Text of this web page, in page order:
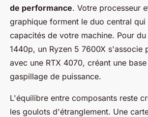
de performance. Votre processeur
graphique forment le duo central qui
capacités de votre machine. Pour
1440p, un Ryzen 5 7600X s'associe
avec une RTX 4070, créant une
gaspillage de puissance.
L'équilibre entre composants reste
les goulots d'étranglement. Une